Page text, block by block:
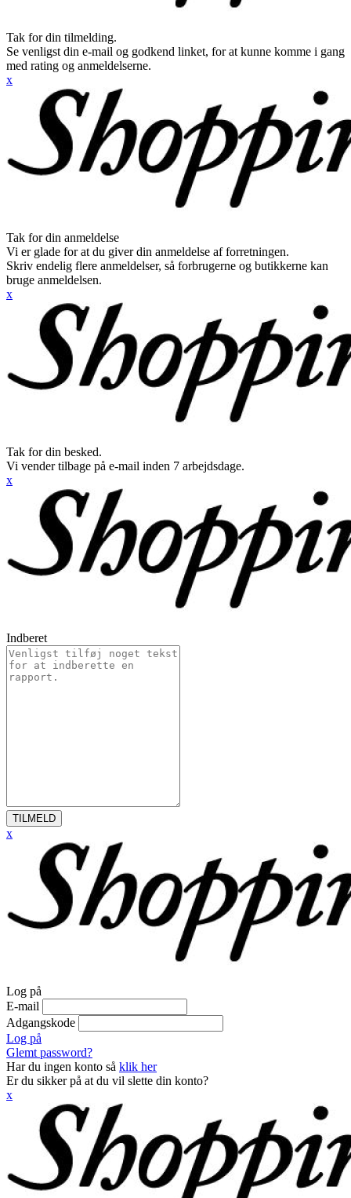
Tak for din tilmelding.
Se venligst din e-mail og godkend linket, for at kunne komme i gang
med rating og anmeldelserne.
x
Tak for din anmeldelse
Vi er glade for at du giver din anmeldelse af forretningen.
Skriv endelig flere anmeldelser, så forbrugerne og butikkerne kan
bruge anmeldelsen.
x
Tak for din besked.
Vi vender tilbage på e-mail inden 7 arbejdsdage.
x
Indberet
TILMELD
x
Log på
E-mail
Adgangskode
Log på
Glemt password?
Har du ingen konto så klik her
Er du sikker på at du vil slette din konto?
x